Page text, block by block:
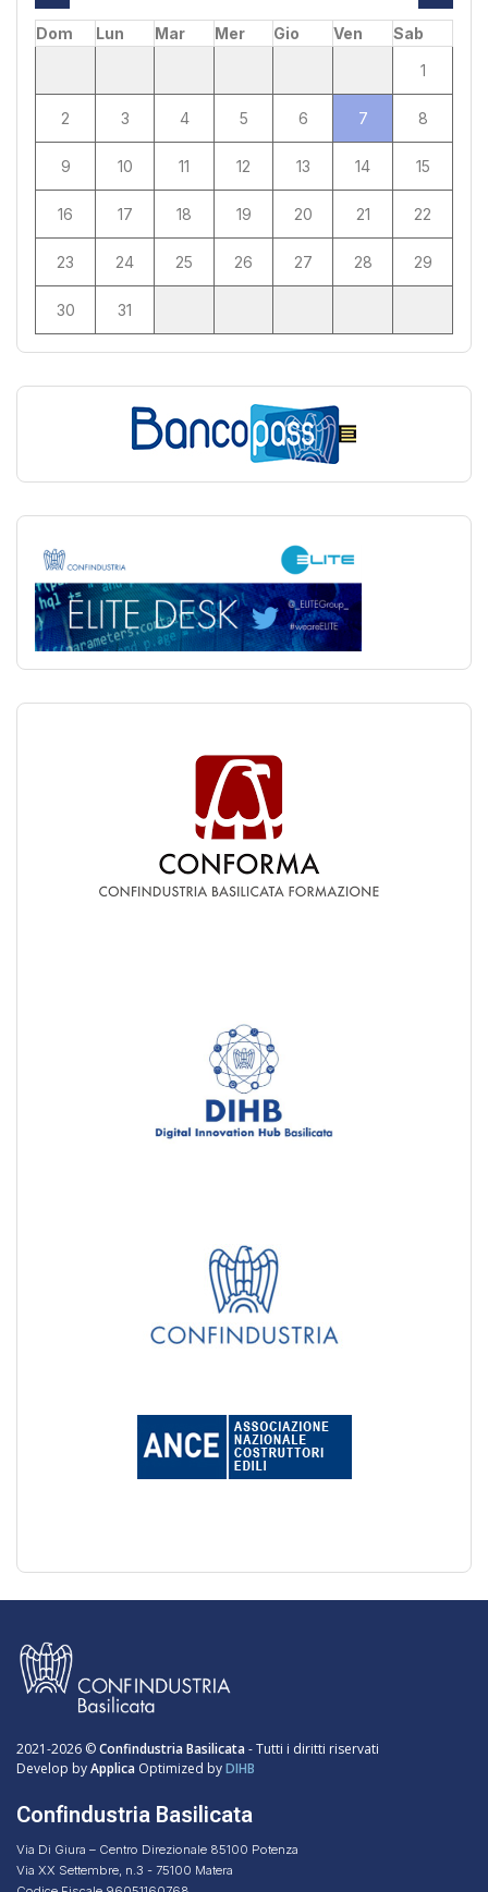
Dom Lun Mar Mer Gio Ven
Sab
1
2 3 4 5 6 7 8
9 10 11 12 13 14 15
16 17 18 19 20 21 22
23 24 25 26 27 28 29
30 31
2021-2026 ©Confindustria Basilicata- Tutti i diritti riservati
Develop byApplica Optimized byDIHB
Confindustria Basilicata
Via Di Giura – Centro Direzionale 85100 Potenza
Via XX Settembre, n.3 - 75100 Matera